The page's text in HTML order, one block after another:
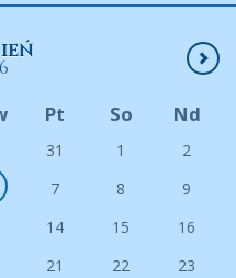
Pt So Nd
31 1
2
7 8
9
14 15
16
21 22
23